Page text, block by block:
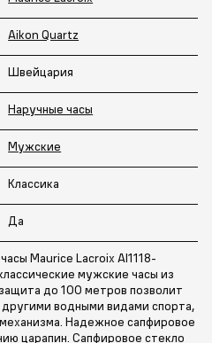
Aikon Quartz
Швейцария
Наручные часы
Мужские
Классика
Да
Maurice Lacroix AI1118-
мужские часы из
до 100 метров позволит
другими водными видами спорта,
Надежное сапфировое
царапин. Сапфировое стекло